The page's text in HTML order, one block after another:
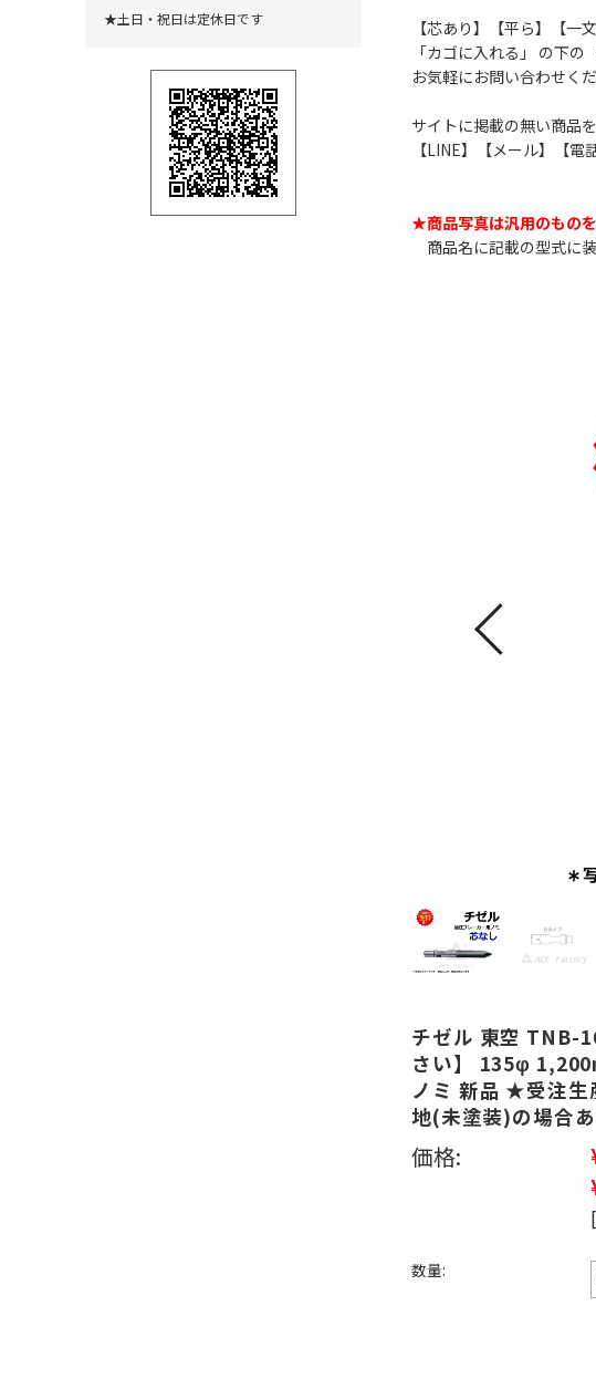
【芯あり】【平ら】【
「カゴに入れる」 の下
お気軽にお問い合わせく
サイトに掲載の無い商品
【LINE】【メール】【
★商品写真は汎用のもの
商品名に記載の型式に
チゼル 東空 TNB-
さい】 135φ
ノミ 新品 ★受注
地(未塗装)の場合あ
価格:
数量:
★土日・祝日は定休日です